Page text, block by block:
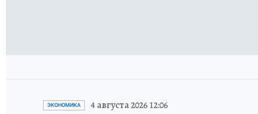
ЭКОНОМИКА 4 августа 2026 12:06